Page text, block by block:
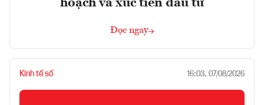
hoạch và xúc tiến đầu tư
Đọc ngay
Kinh tế số 16:03, 07/08/2026